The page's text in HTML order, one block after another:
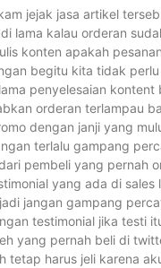
jejak jasa artikel
lama kalau orderan
konten apakah
begitu kita tidak
penyelesaian
orderan terlampau
dengan janji yang
terlalu gampang
pembeli yang pernah
yang ada di sales
jangan gampang
testimonial jika testi
yang pernah beli di
tetap harus jeli karena